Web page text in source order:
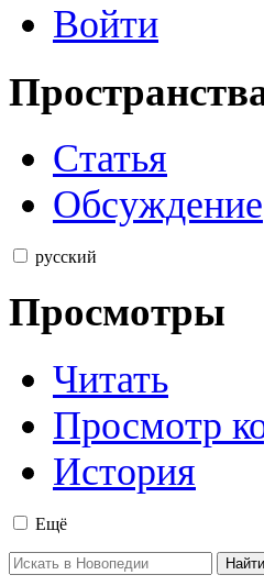
Войти
Статья
Обсуждение
русский
Просмотры
Читать
Просмотр
История
Ещё